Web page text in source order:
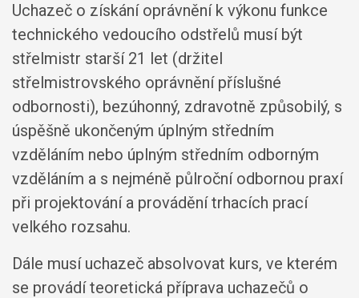
Uchazeč o získání oprávnění k výkonu funkce
technického vedoucího odstřelů musí být
střelmistr starší 21 let (držitel
střelmistrovského oprávnění příslušné
odbornosti), bezúhonný, zdravotně způsobilý, s
úspěšně ukončeným úplným středním
vzděláním nebo úplným středním odborným
vzděláním a s nejméně půlroční odbornou praxí
při projektování a provádění trhacích prací
velkého rozsahu.
Dále musí uchazeč absolvovat kurs, ve kterém
se provádí teoretická příprava uchazečů o